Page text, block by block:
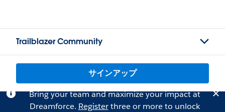
Trailblazer Community
サインアップ
Bring your team and maximize your impact at
Dreamforce. Registerthree or more to unlock